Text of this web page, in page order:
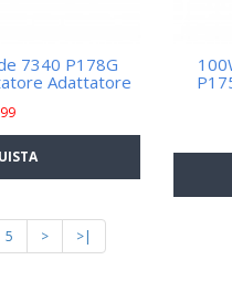
7340 P178G
Adattatore
5 > >|